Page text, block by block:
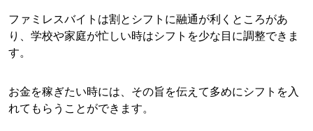
ファミレスバイトは割とシフトに融通が利くところがあ
り、学校や家庭が忙しい時はシフトを少な目に調整できま
す。
お金を稼ぎたい時には、その旨を伝えて多めにシフトを入
れてもらうことができます。